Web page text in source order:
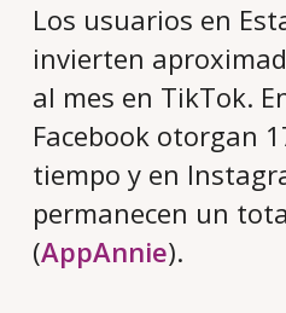
Los usuarios en
invierten
al mes en TikTok.
Facebook otorgan
tiempo y en
permanecen un
(AppAnnie).